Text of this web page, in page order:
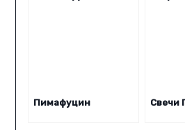
Пимафуцин Свечи